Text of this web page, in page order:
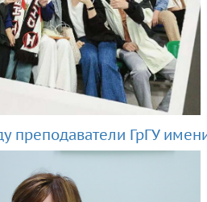
преподаватели ГрГУ